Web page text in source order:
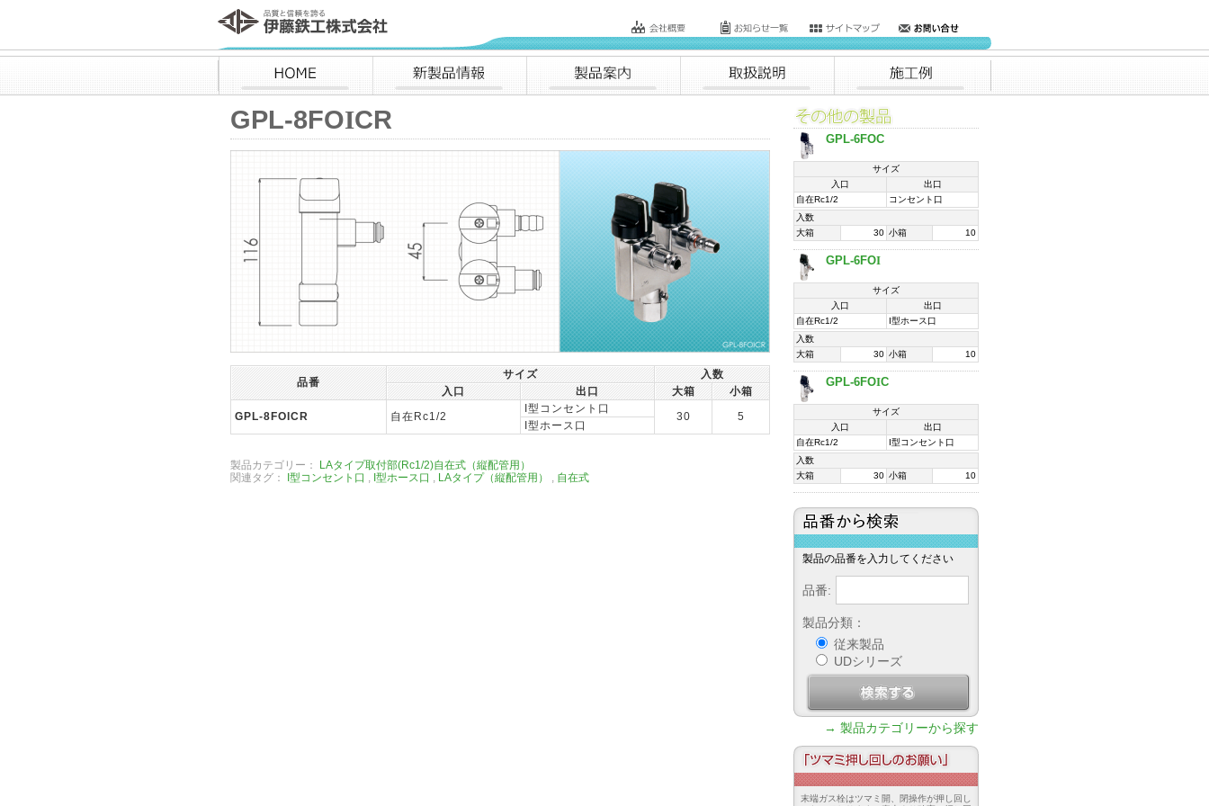
伊藤鉄工株式会社
会社概要
お知らせ一覧 サイトマップ お問合せ
HOME 新製品情報 製品案内 取扱説明 施工例
GPL-8FOICR
品番
サイズ
入数
入口
出口 大箱
小箱
GPL-8FO CR 自在Rc1/2
I型コンセント口
30 5
I型ホース口
製品カテゴリー：
LAタイプ取付部(Rc1/2)自在式（縦配管用）
関連タグ：
I型コンセント口 , I型ホース口 , LAタイプ（縦配管用） , 自在式
その他の製品
GPL-6FOC
サイズ
入口
出口
自在Rc1/2
コンセント口
入数
大箱
30 小箱 10
GPL-6FOI
サイズ
入口
出口
自在Rc1/2
I型ホース口
入数
大箱
30 小箱 10
GPL-6FOIC
サイズ
入口
出口
自在Rc1/2
I型コンセント口
入数
大箱
30 小箱 10
品番から検索
製品の品番を入力してください
品番:
製品分類：
従来製品
UDシリーズ
Search
→ 製品カテゴリーから探す
ツマミ押し回しのお願い
末端ガス栓はツマミ開、閉操作が押し回し